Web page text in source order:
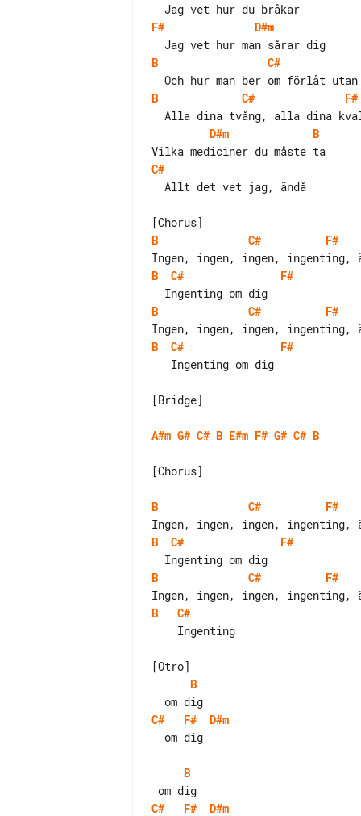
F#
D#m
B
C#
B
C#
F#
D#m
B
C#
B
C# F#
B
C#
F#
B
C# F#
B
C#
F#
[Bridge]
A#m G# C# B E#m F# G# C# B
[Chorus]
B C# F#
B
C#
F#
B
C# F#
B
C#
B
C#
F#
D#m
B
C#
F#
D#m